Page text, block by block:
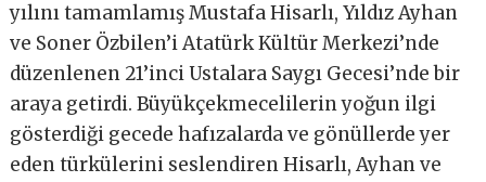
yılını tamamlamış Mustafa Hisarlı, Yıldız Ayhan
ve Soner Özbilen’i Atatürk Kültür Merkezi’nde
düzenlenen 21’inci Ustalara Saygı Gecesi’nde bir
araya getirdi. Büyükçekmecelilerin yoğun ilgi
gösterdiği gecede hafızalarda ve gönüllerde yer
eden türkülerini seslendiren Hisarlı, Ayhan ve